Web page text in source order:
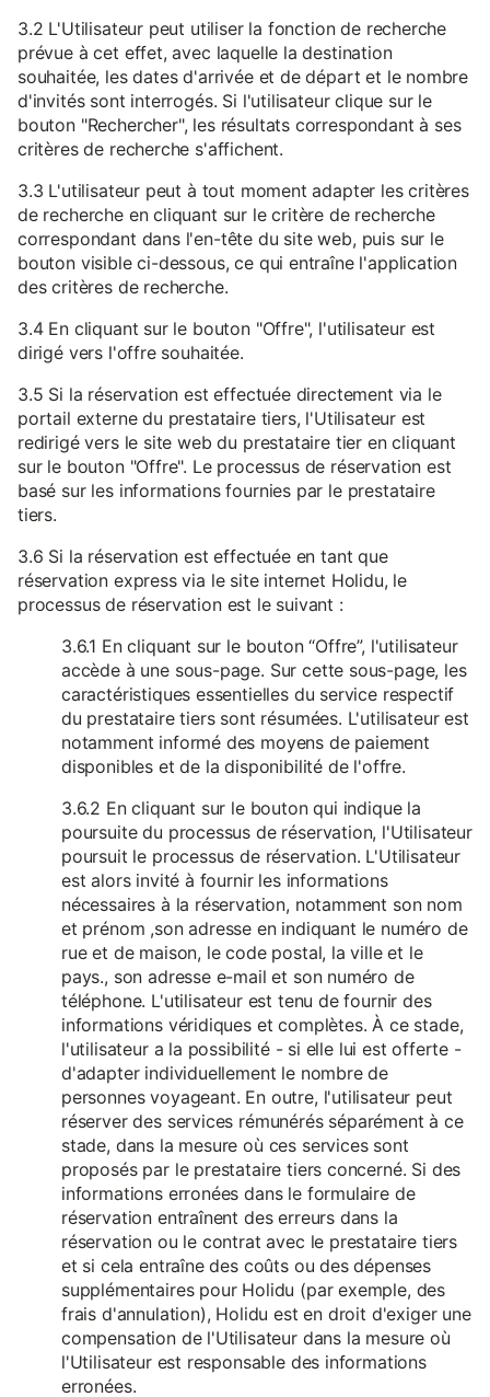
3.2 L'Utilisateur peut utiliser la fonction de recherche
prévue à cet effet, avec laquelle la destination
souhaitée, les dates d'arrivée et de départ et le nombre
d'invités sont interrogés. Si l'utilisateur clique sur le
bouton "Rechercher", les résultats correspondant à ses
critères de recherche s'affichent.
3.3 L'utilisateur peut à tout moment adapter les critères
de recherche en cliquant sur le critère de recherche
correspondant dans l'en-tête du site web, puis sur le
bouton visible ci-dessous, ce qui entraîne l'application
des critères de recherche.
3.4 En cliquant sur le bouton "Offre", l'utilisateur est
dirigé vers l'offre souhaitée.
3.5 Si la réservation est effectuée directement via le
portail externe du prestataire tiers, l'Utilisateur est
redirigé vers le site web du prestataire tier en cliquant
sur le bouton "Offre". Le processus de réservation est
basé sur les informations fournies par le prestataire
tiers.
3.6 Si la réservation est effectuée en tant que
réservation express via le site internet Holidu, le
processus de réservation est le suivant :
3.6.1 En cliquant sur le bouton “Offre”, l'utilisateur
accède à une sous-page. Sur cette sous-page, les
caractéristiques essentielles du service respectif
du prestataire tiers sont résumées. L'utilisateur est
notamment informé des moyens de paiement
disponibles et de la disponibilité de l'offre.
3.6.2 En cliquant sur le bouton qui indique la
poursuite du processus de réservation, l'Utilisateur
poursuit le processus de réservation. L'Utilisateur
est alors invité à fournir les informations
nécessaires à la réservation, notamment son nom
et prénom ,son adresse en indiquant le numéro de
rue et de maison, le code postal, la ville et le
pays., son adresse e-mail et son numéro de
téléphone. L'utilisateur est tenu de fournir des
informations véridiques et complètes. À ce stade,
l'utilisateur a la possibilité - si elle lui est offerte -
d'adapter individuellement le nombre de
personnes voyageant. En outre, l'utilisateur peut
réserver des services rémunérés séparément à ce
stade, dans la mesure où ces services sont
proposés par le prestataire tiers concerné. Si des
informations erronées dans le formulaire de
réservation entraînent des erreurs dans la
réservation ou le contrat avec le prestataire tiers
et si cela entraîne des coûts ou des dépenses
supplémentaires pour Holidu (par exemple, des
frais d'annulation), Holidu est en droit d'exiger une
compensation de l'Utilisateur dans la mesure où
l'Utilisateur est responsable des informations
erronées.